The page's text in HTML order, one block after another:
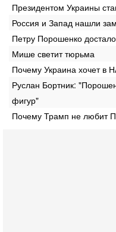
Президентом Украины
Россия и Запад нашли
Петру Порошенко
Мише светит тюрьма
Почему Украина хочет в
Руслан Бортник:
фигур"
Почему Трамп не любит